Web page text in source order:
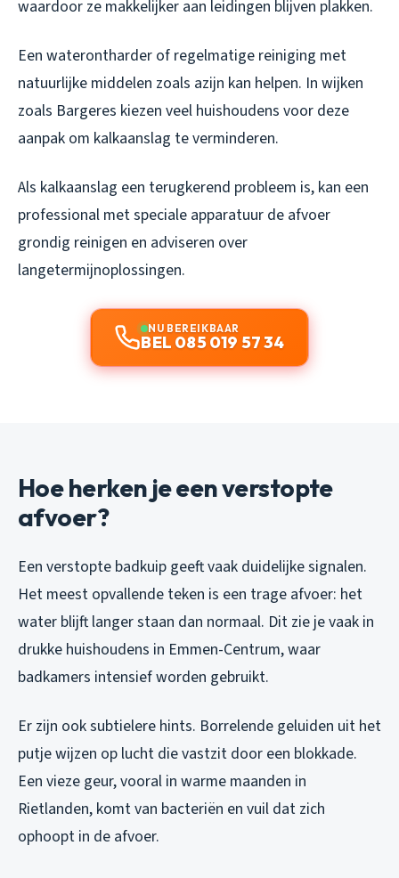
waardoor ze makkelijker aan leidingen blijven plakken.
Een waterontharder of regelmatige reiniging met
natuurlijke middelen zoals azijn kan helpen. In wijken
zoals Bargeres kiezen veel huishoudens voor deze
aanpak om kalkaanslag te verminderen.
Als kalkaanslag een terugkerend probleem is, kan een
professional met speciale apparatuur de afvoer
grondig reinigen en adviseren over
langetermijnoplossingen.
NU BEREIKBAAR
BEL 085 019 57 34
Hoe herken je een verstopte
afvoer?
Een verstopte badkuip geeft vaak duidelijke signalen.
Het meest opvallende teken is een trage afvoer: het
water blijft langer staan dan normaal. Dit zie je vaak in
drukke huishoudens in Emmen-Centrum, waar
badkamers intensief worden gebruikt.
Er zijn ook subtielere hints. Borrelende geluiden uit het
putje wijzen op lucht die vastzit door een blokkade.
Een vieze geur, vooral in warme maanden in
Rietlanden, komt van bacteriën en vuil dat zich
ophoopt in de afvoer.